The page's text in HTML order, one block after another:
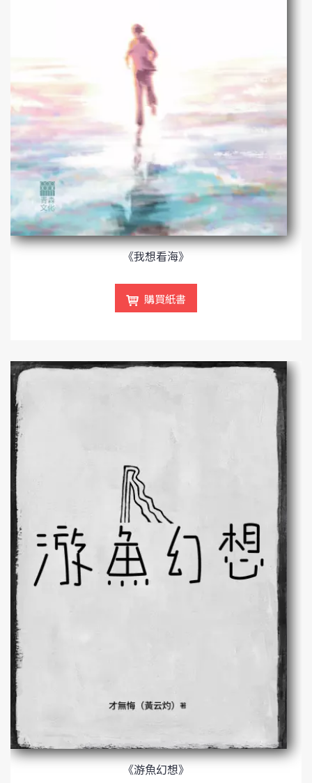
《我想看海》
購買紙書
《游魚幻想》